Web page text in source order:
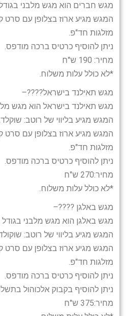
מגש חברים הוא מגש מלבני בגודל 24*37
המגש מגיע ארוז בצלופן עם סרט
מזלגות חד"פ.
ניתן להוסיף כרטיס ברכה מודפס.
מחיר: 190 ש"ח
*לא כולל עלות משלוח.
מגש תאילנד בישראל?
?
?
?
–
מגש תאילנד בישראל הוא מגש מלבני
המגש מגיע בליווי של רוטב:
המגש מגיע ארוז בצלופן עם סרט
מזלגות חד"פ.
ניתן להוסיף כרטיס ברכה מודפס.
מחיר:270 ש"ח
*לא כולל עלות משלוח.
מגש באלגן ?
?
?
?
–
מגש באלגן הוא מגש מלבני בגודל 41*41 ס"מ .
המגש מגיע בליווי של רוטב:
המגש מגיע ארוז בצלופן עם סרט
מזלגות חד"פ.
ניתן להוסיף כרטיס ברכה מודפס.
ניתן להוסיף בקבוק אלכוהול
מחיר:375 ש"ח